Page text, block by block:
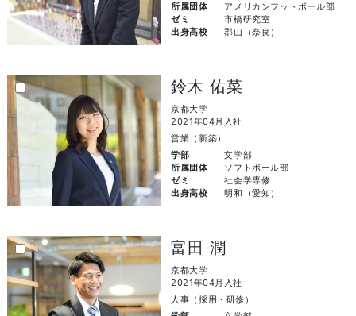
所属団体
アメリカンフットボール部
ゼミ
市橋研究室
出身高校
郡山（奈良）
鈴木 佑菜
京都大学
2021年04月入社
営業（新築）
学部
文学部
所属団体
ソフトボール部
ゼミ
社会学専修
出身高校
明和（愛知）
富田 潤
京都大学
2021年04月入社
人事（採用・研修）